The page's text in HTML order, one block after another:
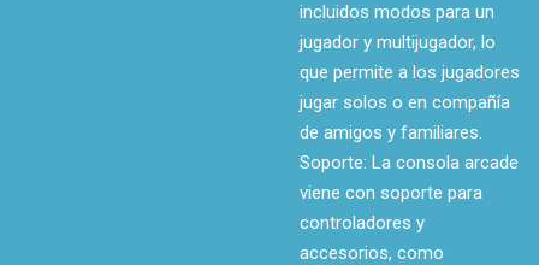
incluidos modos para un
jugador y multijugador, lo
que permite a los jugadores
jugar solos o en compañía
de amigos y familiares.
Soporte: La consola arcade
viene con soporte para
controladores y
accesorios, como